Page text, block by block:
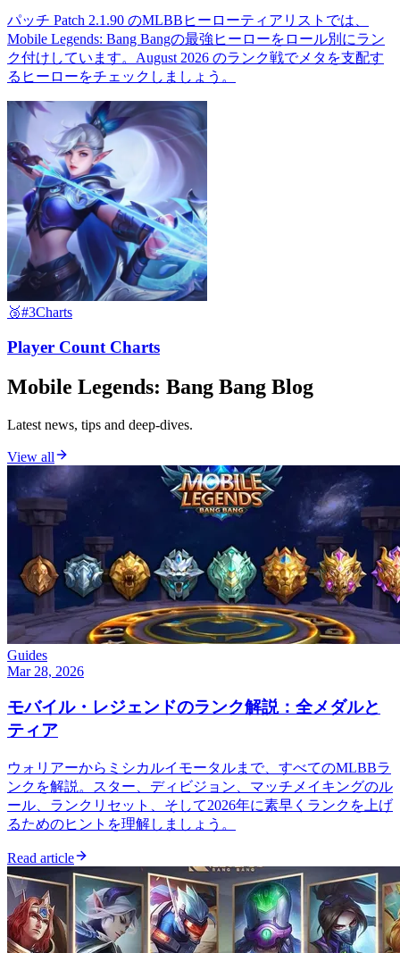
パッチ Patch 2.1.90 のMLBBヒーローティアリストでは、
Mobile Legends: Bang Bangの最強ヒーローをロール別にラン
ク付けしています。August 2026 のランク戦でメタを支配す
るヒーローをチェックしましょう。
🥉#3Charts
Player Count Charts
Mobile Legends: Bang Bang Blog
Latest news, tips and deep-dives.
View all
Guides
Mar 28, 2026
モバイル・レジェンドのランク解説：全メダルと
ティア
ウォリアーからミシカルイモータルまで、すべてのMLBBラ
ンクを解説。スター、ディビジョン、マッチメイキングのル
ール、ランクリセット、そして2026年に素早くランクを上げ
るためのヒントを理解しましょう。
Read article